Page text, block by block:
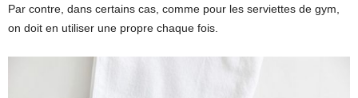
Par contre, dans certains cas, comme pour les serviettes de gym,
on doit en utiliser une propre chaque fois.